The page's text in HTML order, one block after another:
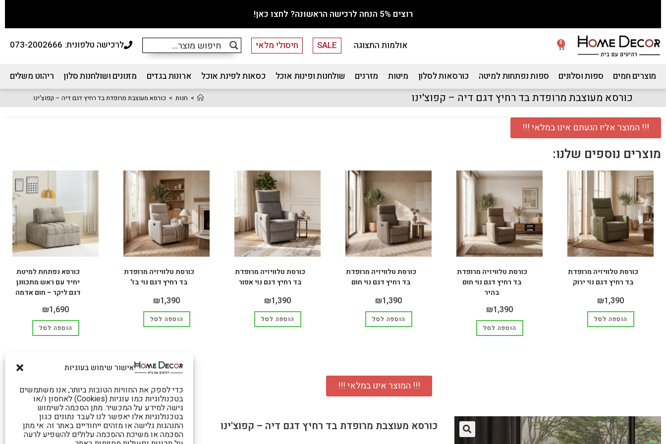
אישור שימוש בעוגיות
כדי לספק את החוויות הטובות ביותר, אנו משתמשים
בטכנולוגיות כמו עוגיות (Cookies) לאחסון ו/או
גישה למידע על המכשיר. מתן הסכמה לשימוש
בטכנולוגיות אלו יאפשר לנו לעבד נתונים כגון
התנהגות גלישה או מזהים ייחודיים באתר זה. אי מתן
הסכמה או משיכת ההסכמה עלולים להשפיע לרעה
רוצים 5% הנחה לרכישה הראשונה? לחצו כאן!
0 אולמות התצוגה SALE חיסולי מלאי לרכישה טלפונית: 073-2002666
מוצרים חמים ספות וסלונים ספות נפתחות למיטה כורסאות לסלון מיטות מזרנים שולחנות ופינות אוכל כסאות לפינת אוכל ארונות בגדים מזנונים ושולחנות סלון ריהוט משלים
כורסא מעוצבת מרופדת בד רחיץ דגם דיה – קפוצ'ינו > חנות > כורסא מעוצבת מרופדת בד רחיץ דגם דיה – קפוצ'ינו
!!! המוצר אליו הגעתם אינו במלאי !!!
מוצרים נוספים שלנו:
כורסת טלוויזיה מרופדת
בד רחיץ דגם נוי ירוק
₪1,390
הוספה לסל
כורסת טלוויזיה מרופדת
בד רחיץ דגם נוי חום
בהיר
₪1,390
הוספה לסל
כורסת טלוויזיה מרופדת
בד רחיץ דגם נוי חום
₪1,390
הוספה לסל
כורסת טלוויזיה מרופדת
בד רחיץ דגם נוי אפור
₪1,390
הוספה לסל
כורסת טלוויזיה מרופדת
בד רחיץ דגם נוי בז'
₪1,390
הוספה לסל
כורסא נפתחת למיטת
יחיד עם ראש מתכוונן
דגם ליקר – חום אדמה
₪1,690
הוספה לסל
!!! המוצר אינו במלאי !!!
כורסא מעוצבת מרופדת בד רחיץ דגם דיה – קפוצ'ינו